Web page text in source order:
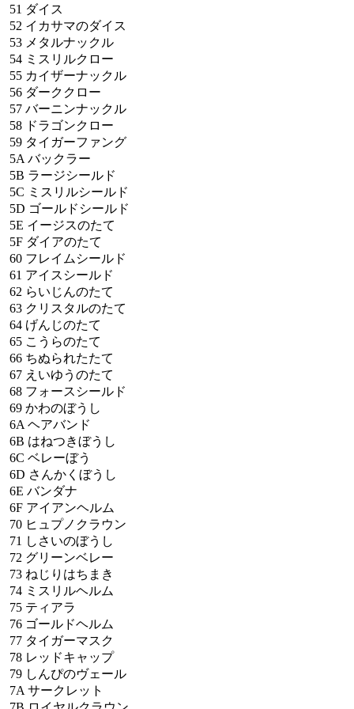
51 ダイス
52 イカサマのダイス
53 メタルナックル
54 ミスリルクロー
55 カイザーナックル
56 ダーククロー
57 バーニンナックル
58 ドラゴンクロー
59 タイガーファング
5A バックラー
5B ラージシールド
5C ミスリルシールド
5D ゴールドシールド
5E イージスのたて
5F ダイアのたて
60 フレイムシールド
61 アイスシールド
62 らいじんのたて
63 クリスタルのたて
64 げんじのたて
65 こうらのたて
66 ちぬられたたて
67 えいゆうのたて
68 フォースシールド
69 かわのぼうし
6A ヘアバンド
6B はねつきぼうし
6C ベレーぼう
6D さんかくぼうし
6E バンダナ
6F アイアンヘルム
70 ヒュプノクラウン
71 しさいのぼうし
72 グリーンベレー
73 ねじりはちまき
74 ミスリルヘルム
75 ティアラ
76 ゴールドヘルム
77 タイガーマスク
78 レッドキャップ
79 しんぴのヴェール
7A サークレット